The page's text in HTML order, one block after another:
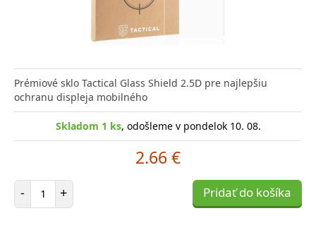
Prémiové sklo Tactical Glass Shield 2.5D pre najlepšiu
ochranu displeja mobilného
Skladom 1 ks, odošleme v pondelok 10. 08.
2.66 €
- Počet položiek
+ Pridať do košíka